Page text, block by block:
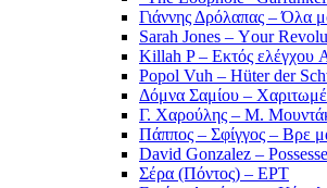
Γιάννης Δρόλαπας – Όλα
Sarah Jones – Υour
Killah P – Εκτός ελέγχου
Popol Vuh – Hüter der
Δόμνα Σαμίου –
Γ. Χαρούλης – Μ.
Πάππος – Σφίγγος – Βρε
David Gonzalez –
Σέρα (Πόντος) – ΕΡΤ